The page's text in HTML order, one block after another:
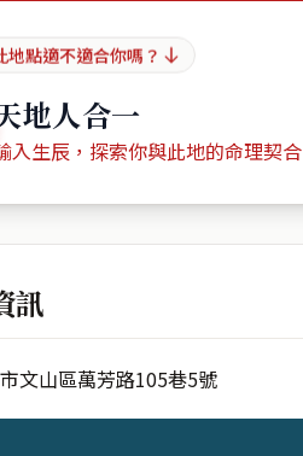
地點適不適合你嗎？
地人合一
入生辰，探索你與此地的命理契合
訊
文山區萬芳路105巷5號